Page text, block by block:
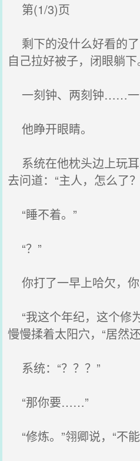
第(1/3)页
剩下的没什么好看的
自己拉好被子，闭眼躺下
一刻钟、两刻钟……一
他睁开眼睛。
系统在他枕头边上玩
去问道：“主人，怎么了
“睡不着。”
“？”
你打了一早上哈欠，你
“我这个年纪，这个修
慢慢揉着太阳穴，“居然
系统：“？？？”
“那你要……”
“修炼。”翎卿说，“不